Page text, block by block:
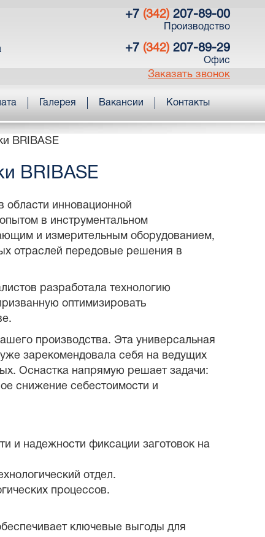
+7 (342) 207-89-00
Производство
+7 (342) 207-89-29
Офис
Заказать звонок
Галерея Вакансии Контакты
BRIBASE
BRIBASE
инновационной
в инструментальном
и измерительным оборудованием,
отраслей передовые решения в
разработала технологию
оптимизировать
производства. Эта универсальная
зарекомендовала себя на ведущих
Оснастка напрямую решает задачи:
снижение себестоимости и
и надежности фиксации заготовок на
отдел.
процессов.
ключевые выгоды для